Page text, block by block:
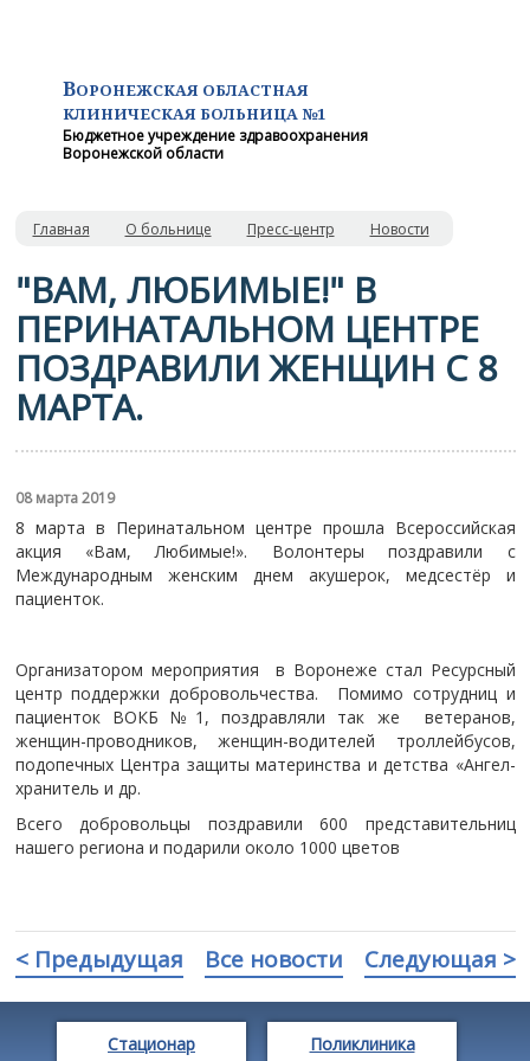
ВОРОНЕЖСКАЯ ОБЛАСТНАЯ
КЛИНИЧЕСКАЯ БОЛЬНИЦА №1
Бюджетное учреждение здравоохранения
Воронежской области
Главная О больнице Пресс-центр Новости
"ВАМ, ЛЮБИМЫЕ!" В
ПЕРИНАТАЛЬНОМ ЦЕНТРЕ
ПОЗДРАВИЛИ ЖЕНЩИН С 8
МАРТА.
08 марта 2019
8 марта в Перинатальном центре прошла Всероссийская
акция «Вам, Любимые!». Волонтеры поздравили с
Международным женским днем акушерок, медсестёр и
пациенток.
Организатором мероприятия в Воронеже стал Ресурсный
центр поддержки добровольчества. Помимо сотрудниц и
пациенток ВОКБ №1, поздравляли так же ветеранов,
женщин-проводников, женщин-водителей троллейбусов,
подопечных Центра защиты материнства и детства «Ангел-
хранитель и др.
Всего добровольцы поздравили 600 представительниц
нашего региона и подарили около 1000 цветов
< Предыдущая Все новости Следующая >
Стационар Поликлиника